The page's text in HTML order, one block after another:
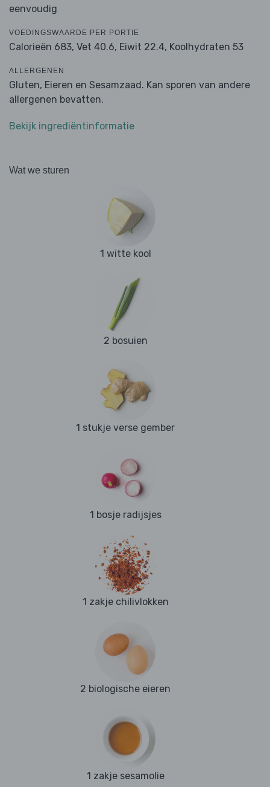
eenvoudig
VOEDINGSWAARDE PER PORTIE
Calorieën 683, Vet 40.6, Eiwit 22.4, Koolhydraten 53
ALLERGENEN
Gluten, Eieren en Sesamzaad. Kan sporen van andere
allergenen bevatten.
Bekijk ingrediëntinformatie
Wat we sturen
1 witte kool
2 bosuien
1 stukje verse gember
1 bosje radijsjes
1 zakje chilivlokken
2 biologische eieren
1 zakje sesamolie